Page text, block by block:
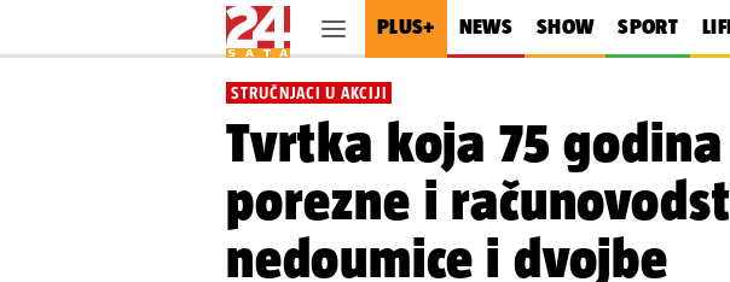
PLUS+ NEWS SHOW SPORT
STRUČNJACI U AKCIJI
Tvrtka koja 75
porezne i
nedoumice i dvojbe